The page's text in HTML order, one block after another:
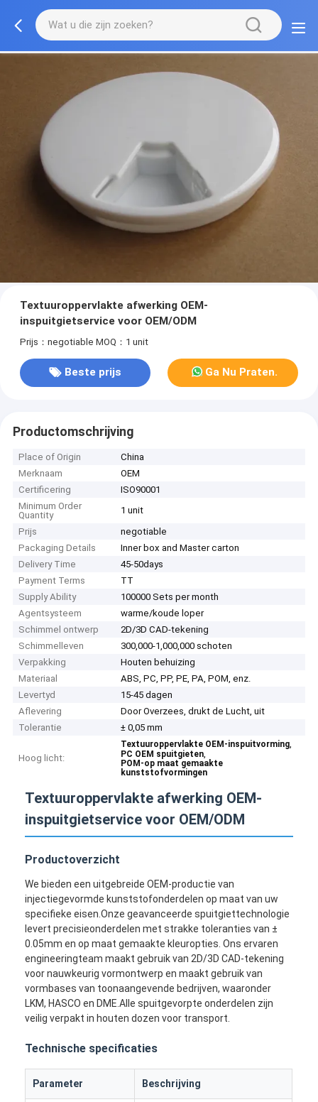
Textuuroppervlakte afwerking OEM-
inspuitgietservice voor OEM/ODM
Prijs：negotiable MOQ：1 unit
Beste prijs Ga Nu Praten.
Productomschrijving
Place of Origin
China
Merknaam
OEM
Certificering
ISO90001
Minimum Order
Quantity
1 unit
Prijs
negotiable
Packaging Details
Inner box and Master carton
Delivery Time
45-50days
Payment Terms
TT
Supply Ability
100000 Sets per month
Agentsysteem
warme/koude loper
Schimmel ontwerp
2D/3D CAD-tekening
Schimmelleven
300,000-1,000,000 schoten
Verpakking
Houten behuizing
Materiaal
ABS, PC, PP, PE, PA, POM, enz.
Levertyd
15-45 dagen
Aflevering
Door Overzees, drukt de Lucht, uit
Tolerantie
± 0,05 mm
Hoog licht:
Textuuroppervlakte OEM-inspuitvorming,
PC OEM spuitgieten,
POM-op maat gemaakte
kunststofvormingen
Textuuroppervlakte afwerking OEM-
inspuitgietservice voor OEM/ODM
Productoverzicht
We bieden een uitgebreide OEM-productie van
injectiegevormde kunststofonderdelen op maat van uw
specifieke eisen.Onze geavanceerde spuitgiettechnologie
levert precisieonderdelen met strakke toleranties van ±
0.05mm en op maat gemaakte kleuropties. Ons ervaren
engineeringteam maakt gebruik van 2D/3D CAD-tekening
voor nauwkeurig vormontwerp en maakt gebruik van
vormbases van toonaangevende bedrijven, waaronder
LKM, HASCO en DME.Alle spuitgevorpte onderdelen zijn
veilig verpakt in houten dozen voor transport.
Technische specificaties
Parameter Beschrijving